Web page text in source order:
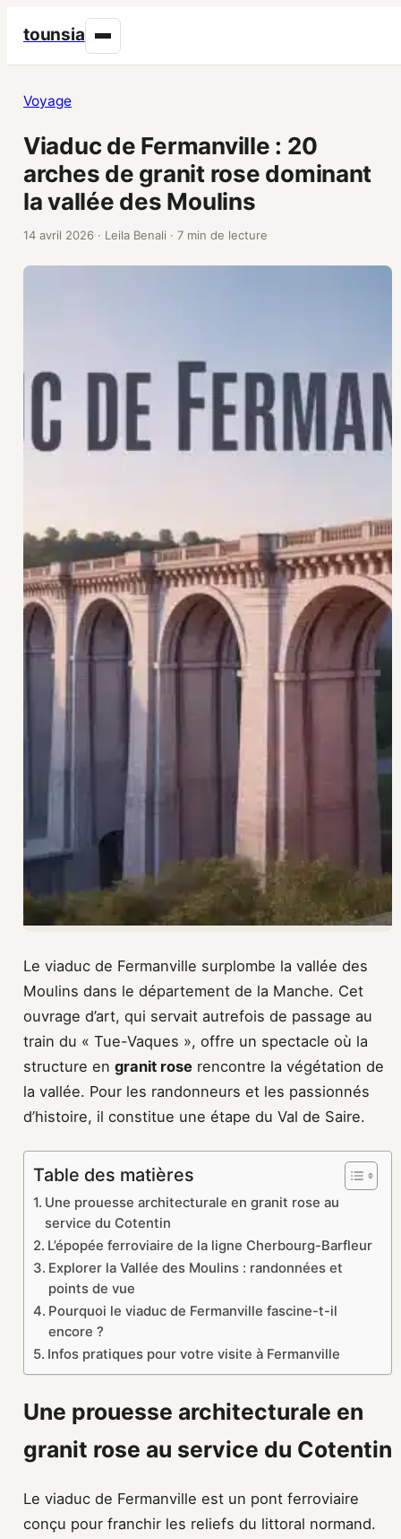
tounsia
Voyage
Viaduc de Fermanville : 20
arches de granit rose dominant
la vallée des Moulins
14 avril 2026 · Leila Benali · 7 min de lecture
Le viaduc de Fermanville surplombe la vallée des
Moulins dans le département de la Manche. Cet
ouvrage d’art, qui servait autrefois de passage au
train du « Tue-Vaques », offre un spectacle où la
structure en granit rose rencontre la végétation de
la vallée. Pour les randonneurs et les passionnés
d’histoire, il constitue une étape du Val de Saire.
Table des matières
Une prouesse architecturale en granit rose au
service du Cotentin
L’épopée ferroviaire de la ligne Cherbourg-Barfleur
Explorer la Vallée des Moulins : randonnées et
points de vue
Pourquoi le viaduc de Fermanville fascine-t-il
encore ?
Infos pratiques pour votre visite à Fermanville
Une prouesse architecturale en
granit rose au service du Cotentin
Le viaduc de Fermanville est un pont ferroviaire
conçu pour franchir les reliefs du littoral normand.